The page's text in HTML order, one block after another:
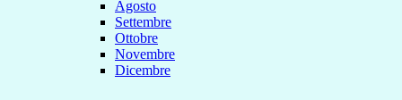
Agosto
Settembre
Ottobre
Novembre
Dicembre